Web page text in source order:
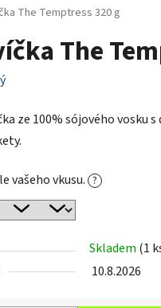
The Temptress 320 g
The
ze 100% sójového vosku
vašeho vkusu. ?
Skladem (1
10.8.2026